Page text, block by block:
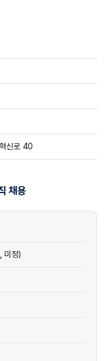
신로 40
채용
미정)